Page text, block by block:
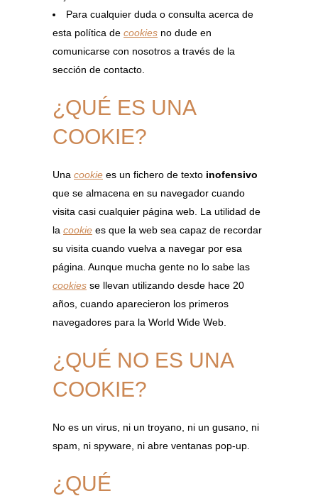
Para cualquier duda o consulta acerca de
esta política de cookies no dude en
comunicarse con nosotros a través de la
sección de contacto.
¿QUÉ ES UNA
COOKIE?
Una cookie es un fichero de texto inofensivo
que se almacena en su navegador cuando
visita casi cualquier página web. La utilidad de
la cookie es que la web sea capaz de recordar
su visita cuando vuelva a navegar por esa
página. Aunque mucha gente no lo sabe las
cookies se llevan utilizando desde hace 20
años, cuando aparecieron los primeros
navegadores para la World Wide Web.
¿QUÉ NO ES UNA
COOKIE?
No es un virus, ni un troyano, ni un gusano, ni
spam, ni spyware, ni abre ventanas pop-up.
¿QUÉ